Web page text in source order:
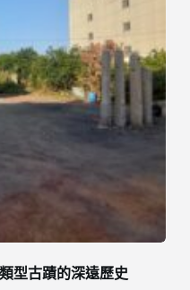
型古蹟的深遠歷史